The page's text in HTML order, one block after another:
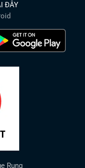
ĐÂY
Rung